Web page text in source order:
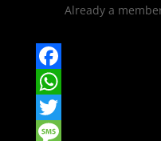
Already a
Facebook
WhatsApp
Twitter